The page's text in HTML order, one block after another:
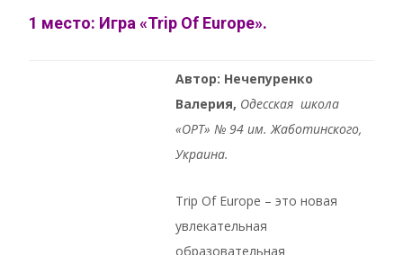
1 место: Игра «Trip Of Europe».
Автор: Нечепуренко
Валерия, Oдесская школа
«ОРТ» № 94 им. Жаботинского,
Украина.
Trip Of Europe – это новая
увлекательная
образовательная